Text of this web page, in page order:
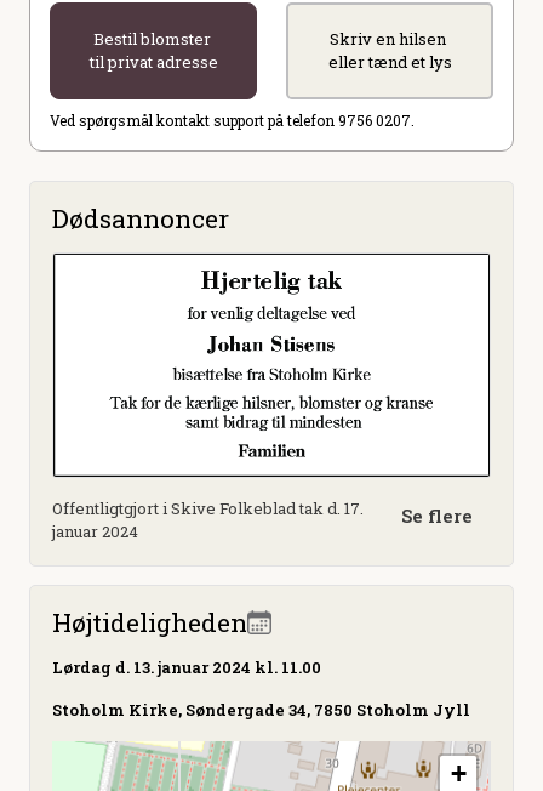
Bestil blomster
til privat adresse
Skriv en hilsen
eller tænd et lys
Ved spørgsmål kontakt support på telefon 9756 0207.
Dødsannoncer
Offentligtgjort i Skive Folkeblad tak d. 17.
januar 2024
Se flere
Højtideligheden
Lørdag d. 13. januar 2024 kl. 11.00
Stoholm Kirke, Søndergade 34, 7850 Stoholm Jyll
+